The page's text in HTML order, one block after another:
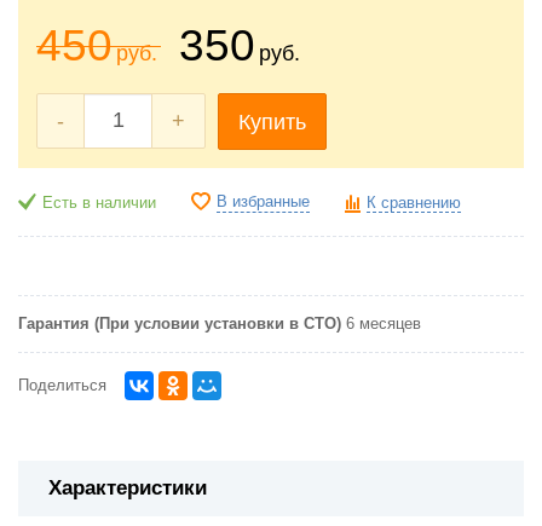
450руб. 350 руб.
- + Купить
Есть в наличии В избранные К сравнению
Гарантия (При условии установки в СТО) 6 месяцев
Поделиться
Характеристики